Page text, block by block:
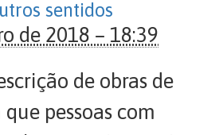
sentidos
de 2018 – 18:39
de obras de
pessoas com